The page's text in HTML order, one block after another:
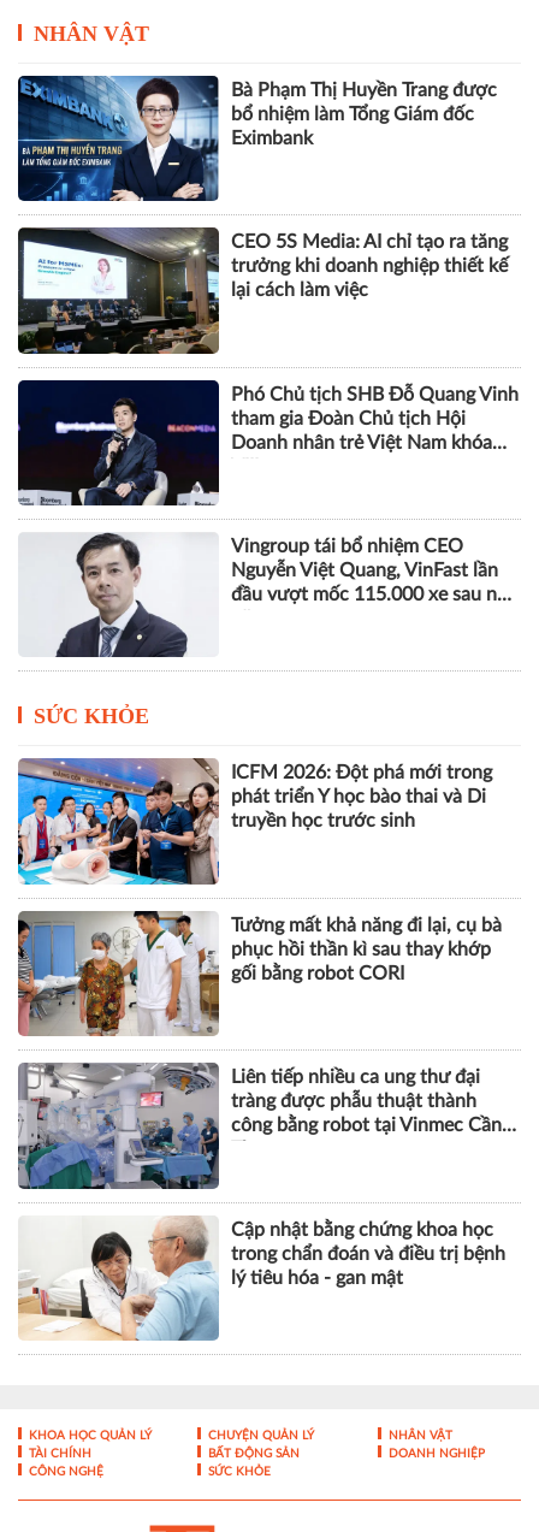
NHÂN VẬT
Bà Phạm Thị Huyền Trang được
bổ nhiệm làm Tổng Giám đốc
Eximbank
CEO 5S Media: AI chỉ tạo ra tăng
trưởng khi doanh nghiệp thiết kế
lại cách làm việc
Phó Chủ tịch SHB Đỗ Quang Vinh
tham gia Đoàn Chủ tịch Hội
Doanh nhân trẻ Việt Nam khóa
Vingroup tái bổ nhiệm CEO
Nguyễn Việt Quang, VinFast lần
đầu vượt mốc 115.000 xe sau nửa
SỨC KHỎE
ICFM 2026: Đột phá mới trong
phát triển Y học bào thai và Di
truyền học trước sinh
Tưởng mất khả năng đi lại, cụ bà
phục hồi thần kì sau thay khớp
gối bằng robot CORI
Liên tiếp nhiều ca ung thư đại
tràng được phẫu thuật thành
công bằng robot tại Vinmec Cần
Cập nhật bằng chứng khoa học
trong chẩn đoán và điều trị bệnh
lý tiêu hóa - gan mật
KHOA HỌC QUẢN LÝ CHUYỆN QUẢN LÝ
NHÂN VẬT
TÀI CHÍNH
BẤT ĐỘNG SẢN
DOANH NGHIỆP
CÔNG NGHỆ
SỨC KHỎE